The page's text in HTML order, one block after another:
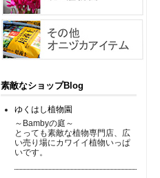
素敵なショップBlog
ゆくはし植物園
～Bambyの庭～
とっても素敵な植物専門店、広
い売り場にカワイイ植物いっぱ
いです。